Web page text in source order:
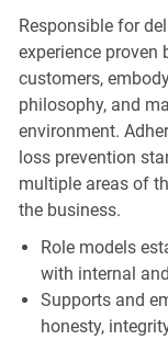
Responsible for
experience
customers,
philosophy, and
environment.
loss prevention
multiple areas of
the business.
Role models
with internal
Supports and
honesty,